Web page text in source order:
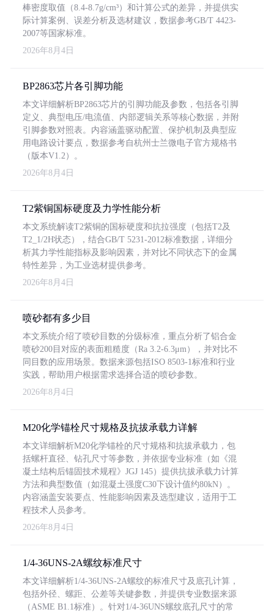
棒密度取值（8.4-8.7g/cm³）和计算公式的差异，并提供实
际计算案例、误差分析及选材建议，数据参考GB/T 4423-
2007等国家标准。
2026年8月4日
BP2863芯片各引脚功能
本文详细解析BP2863芯片的引脚功能及参数，包括各引脚
定义、典型电压/电流值、内部逻辑关系等核心数据，并附
引脚参数对照表。内容涵盖驱动配置、保护机制及典型应
用电路设计要点，数据参考自杭州士兰微电子官方规格书
（版本V1.2）。
2026年8月4日
T2紫铜国标硬度及力学性能分析
本文系统解读T2紫铜的国标硬度和抗拉强度（包括T2及
T2_1/2H状态），结合GB/T 5231-2012标准数据，详细分
析其力学性能指标及影响因素，并对比不同状态下的金属
特性差异，为工业选材提供参考。
2026年8月4日
喷砂都有多少目
本文系统介绍了喷砂目数的分级标准，重点分析了铝合金
喷砂200目对应的表面粗糙度（Ra 3.2-6.3μm），并对比不
同目数的应用场景。数据来源包括ISO 8503-1标准和行业
实践，帮助用户根据需求选择合适的喷砂参数。
2026年8月4日
M20化学锚栓尺寸规格及抗拔承载力详解
本文详细解析M20化学锚栓的尺寸规格和抗拔承载力，包
括螺杆直径、钻孔尺寸等参数，并依据专业标准（如《混
凝土结构后锚固技术规程》JGJ 145）提供抗拔承载力计算
方法和典型数值（如混凝土强度C30下设计值约80kN）。
内容涵盖安装要点、性能影响因素及选型建议，适用于工
程技术人员参考。
2026年8月4日
1/4-36UNS-2A螺纹标准尺寸
本文详细解析1/4-36UNS-2A螺纹的标准尺寸及底孔计算，
包括外径、螺距、公差等关键参数，并提供专业数据来源
（ASME B1.1标准）。针对1/4-36UNS螺纹底孔尺寸的常